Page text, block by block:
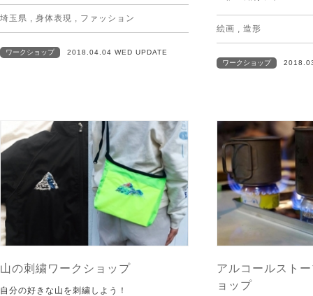
埼玉県 , 身体表現 , ファッション
ワークショップ 2018.04.04 WED UPDATE
絵画 , 造形
ワークショップ
山の刺繍ワークショップ
自分の好きな山を刺繍しよう！
アルコールスト
ョップ